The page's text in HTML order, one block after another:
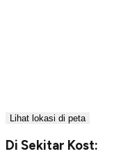
Lihat lokasi di peta
Di Sekitar Kost: